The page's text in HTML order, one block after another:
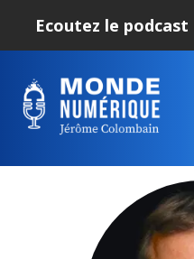
Ecoutez le podcast